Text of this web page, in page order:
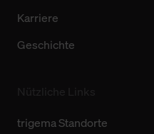
Karriere
Geschichte
trigema Standorte